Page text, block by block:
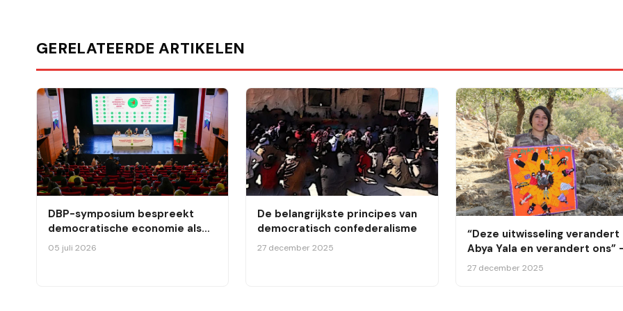
GERELATEERDE ARTIKELEN
DBP-symposium bespreekt
democratische economie als
alternatief voor kapitalisme en
armoede
05 juli 2026
De belangrijkste principes van
democratisch confederalisme
27 december 2025
“Deze uitwisseling verandert
Abya Yala en verandert ons”
Interview met Cejna Alwoz
27 december 2025